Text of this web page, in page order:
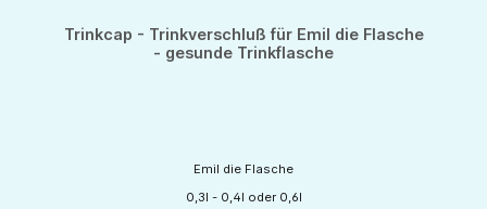
Trinkcap - Trinkverschluß für Emil die Flasche
- gesunde Trinkflasche
Emil die Flasche
0,3l - 0,4l oder 0,6l